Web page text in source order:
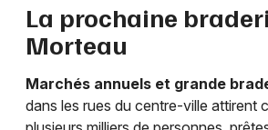
La prochaine
Morteau
Marchés annuels et grande
dans les rues du centre-ville attirent